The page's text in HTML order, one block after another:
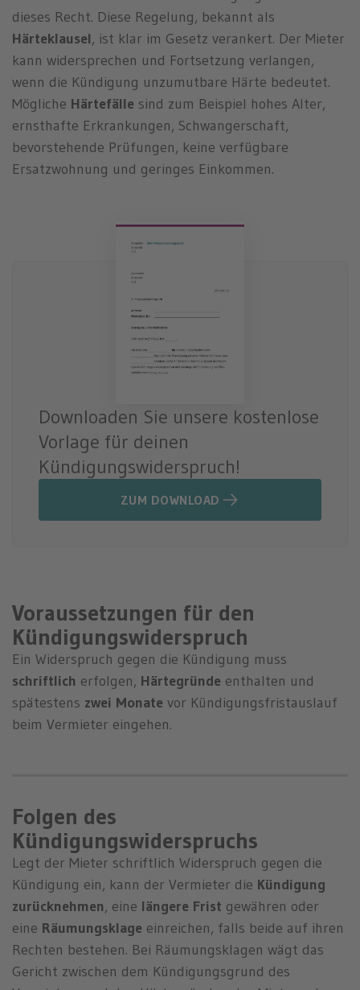
dieses Recht. Diese Regelung, bekannt als
Härteklausel, ist klar im Gesetz verankert. Der Mieter
kann widersprechen und Fortsetzung verlangen,
wenn die Kündigung unzumutbare Härte bedeutet.
Mögliche Härtefälle sind zum Beispiel hohes Alter,
ernsthafte Erkrankungen, Schwangerschaft,
bevorstehende Prüfungen, keine verfügbare
Ersatzwohnung und geringes Einkommen.
Downloaden Sie unsere kostenlose
Vorlage für deinen
Kündigungswiderspruch!
ZUM DOWNLOAD
Voraussetzungen für den
Kündigungswiderspruch
Ein Widerspruch gegen die Kündigung muss
schriftlich erfolgen, Härtegründe enthalten und
spätestens zwei Monate vor Kündigungsfristauslauf
beim Vermieter eingehen.
Folgen des
Kündigungswiderspruchs
Legt der Mieter schriftlich Widerspruch gegen die
Kündigung ein, kann der Vermieter die Kündigung
zurücknehmen, eine längere Frist gewähren oder
eine Räumungsklage einreichen, falls beide auf ihren
Rechten bestehen. Bei Räumungsklagen wägt das
Gericht zwischen dem Kündigungsgrund des